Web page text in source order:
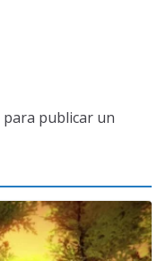
para publicar un